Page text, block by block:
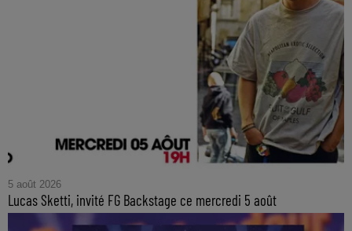
5 août 2026
Lucas Sketti, invité FG Backstage ce mercredi 5 août